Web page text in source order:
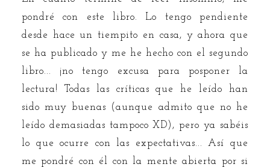
pondré con este libro. Lo tengo pendiente
desde hace un tiempito en casa, y ahora que
se ha publicado y me he hecho con el segundo
libro... ¡no tengo excusa para posponer la
lectura! Todas las críticas que he leído han
sido muy buenas (aunque admito que no he
leído demasiadas tampoco XD), pero ya sabéis
lo que ocurre con las expectativas... Así que
me pondré con él con la mente abierta por si